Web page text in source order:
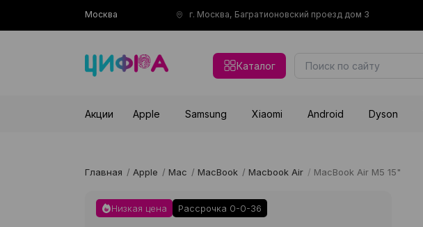
Москва г. Москва, Багратионовский проезд дом 3
Каталог
Акции Apple Samsung Xiaomi Android Dyson
Главная / Apple / Mac / MacBook / Macbook Air / MacBook Air M5 15"
Низкая цена Рассрочка 0-0-36